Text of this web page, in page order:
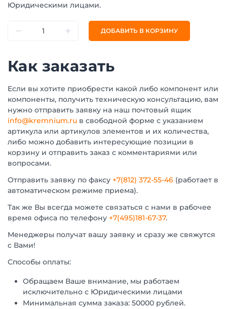
Юридическими лицами.
ДОБАВИТЬ В КОРЗИНУ
Как заказать
Если вы хотите приобрести какой либо компонент или
компоненты, получить техническую консультацию, вам
нужно отправить заявку на наш почтовый ящик
info@kremnium.ru в свободной форме с указанием
артикула или артикулов элементов и их количества,
либо можно добавить интересующие позиции в
корзину и отправить заказ с комментариями или
вопросами.
Отправить заявку по факсу +7(812) 372-55-46 (работает в
автоматическом режиме приема).
Так же Вы всегда можете связаться с нами в рабочее
время офиса по телефону +7(495)181-67-37.
Менеджеры получат вашу заявку и сразу же свяжутся
с Вами!
Способы оплаты:
Обращаем Ваше внимание, мы работаем
исключительно с Юридическими лицами
Минимальная сумма заказа: 50000 рублей.